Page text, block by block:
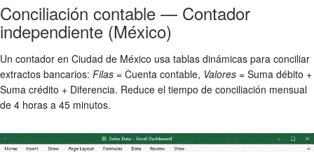
Conciliación contable — Contador
independiente (México)
Un contador en Ciudad de México usa tablas dinámicas para conciliar
extractos bancarios: Filas = Cuenta contable, Valores = Suma débito +
Suma crédito + Diferencia. Reduce el tiempo de conciliación mensual
de 4 horas a 45 minutos.